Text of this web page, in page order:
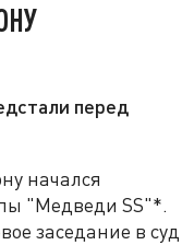
перед
начался
"Медведи SS"*.
заседание в суд